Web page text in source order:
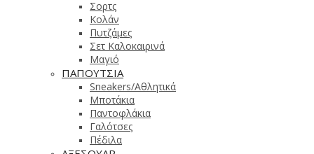
Σορτς
Κολάν
Πυτζάμες
Σετ Καλοκαιρινά
Μαγιό
ΠΑΠΟΥΤΣΙΑ
Sneakers/Αθλητικά
Μποτάκια
Παντοφλάκια
Γαλότσες
Πέδιλα